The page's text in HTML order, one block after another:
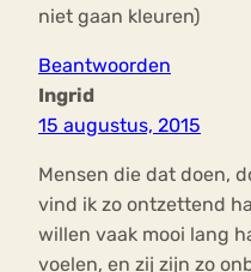
niet gaan kleuren)
Beantwoorden
Ingrid
15 augustus, 2015
Mensen die dat doen,
vind ik zo ontzettend
willen vaak mooi lang
voelen, en zij zijn zo